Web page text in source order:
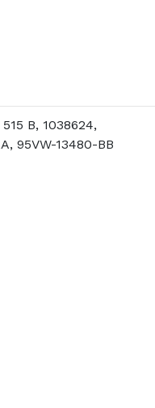
B, 1038624,
95VW-13480-BB